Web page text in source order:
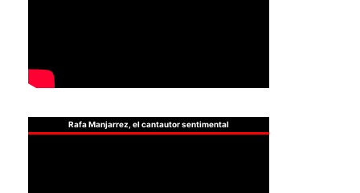
Rafa Manjarrez, el cantautor sentimental